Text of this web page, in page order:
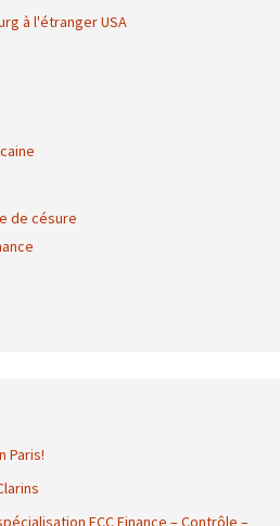
à l'étranger USA
de césure
Paris!
FCC Finance – Contrôle –